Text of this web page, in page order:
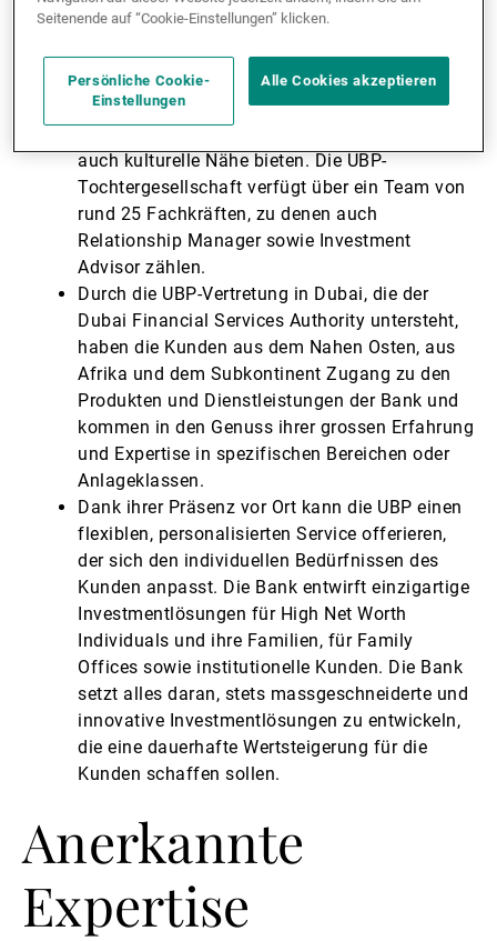
Das Engagement von UBP für den Nahen Osten
und Afrika veranlasste die Bank, eine
Tochtergesellschaft in Dubai zu eröffnen.
Damit wollen wir für unsere Kunden direkt vor
auch kulturelle Nähe bieten. Die UBP-
Tochtergesellschaft verfügt über ein Team von
rund 25 Fachkräften, zu denen auch
Relationship Manager sowie Investment
Advisor zählen.
Durch die UBP-Vertretung in Dubai, die der
Dubai Financial Services Authority untersteht,
haben die Kunden aus dem Nahen Osten, aus
Afrika und dem Subkontinent Zugang zu den
Produkten und Dienstleistungen der Bank und
kommen in den Genuss ihrer grossen Erfahrung
und Expertise in spezifischen Bereichen oder
Anlageklassen.
Dank ihrer Präsenz vor Ort kann die UBP einen
flexiblen, personalisierten Service offerieren,
der sich den individuellen Bedürfnissen des
Kunden anpasst. Die Bank entwirft einzigartige
Investmentlösungen für High Net Worth
Individuals und ihre Familien, für Family
Offices sowie institutionelle Kunden. Die Bank
setzt alles daran, stets massgeschneiderte und
innovative Investmentlösungen zu entwickeln,
die eine dauerhafte Wertsteigerung für die
Kunden schaffen sollen.
Anerkannte
Expertise
Seitenende auf “Cookie-Einstellungen” klicken.
Persönliche Cookie-
Einstellungen
Alle Cookies akzeptieren